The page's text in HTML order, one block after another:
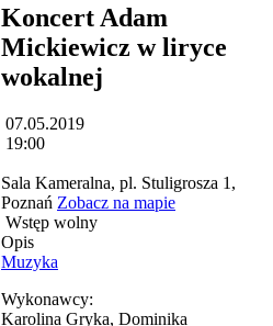
Koncert Adam
Mickiewicz w liryce
wokalnej
07.05.2019
19:00
Sala Kameralna, pl. Stuligrosza 1,
Poznań Zobacz na mapie
Wstęp wolny
Opis
Muzyka
Wykonawcy:
Karolina Gryka, Dominika